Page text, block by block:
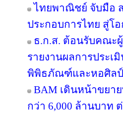
ไทยพาณิชย์ จับมือ
ประกอบการไทย สู่โ
ธ.ก.ส. ต้อนรับคณะผู้
รายงานผลการประเ
พิพิธภัณฑ์และหอศิลป์
BAM เดินหน้าขยา
กว่า 6,000 ล้านบาท